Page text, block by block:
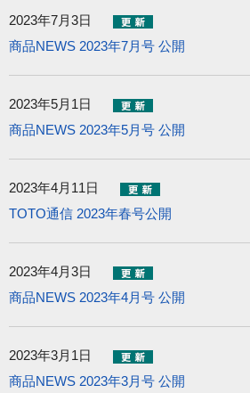
2023年7月3日
商品NEWS 2023年7月号 公開
2023年5月1日
商品NEWS 2023年5月号 公開
2023年4月11日
TOTO通信 2023年春号公開
2023年4月3日
商品NEWS 2023年4月号 公開
2023年3月1日
商品NEWS 2023年3月号 公開